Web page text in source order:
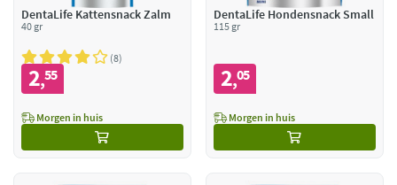
DentaLife Kattensnack Zalm
40 gr
8
2,55
Morgen in huis
DentaLife Hondensnack Small
115 gr
2,05
Morgen in huis